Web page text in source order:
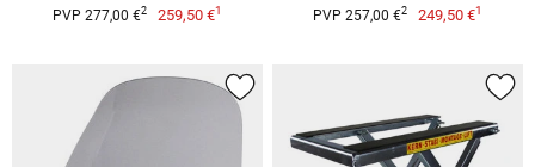
PVP 277,00 €2 259,50 €1 PVP 257,00 €2 249,50 €1